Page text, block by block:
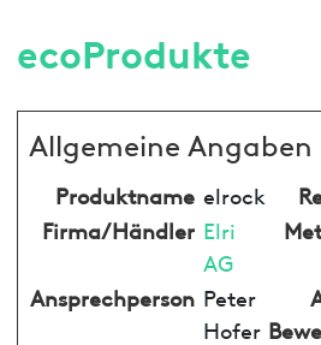
ecoProdukte
Allgemeine Angaben
Produktname elrock
Firma/Händler Elri
AG
Ansprechperson Peter
Hofer